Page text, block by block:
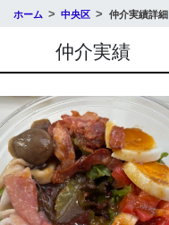
ホーム 中央区 仲介実績詳細
仲介実績